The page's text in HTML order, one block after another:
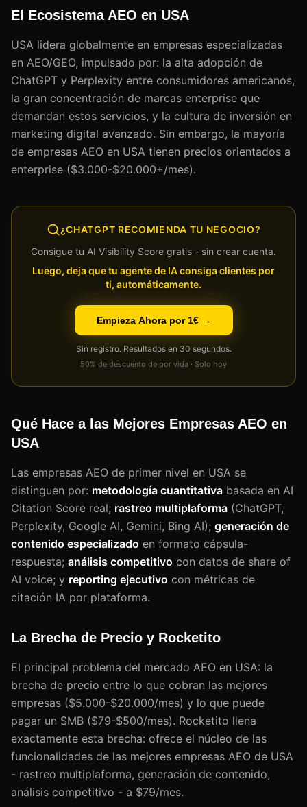
El Ecosistema AEO en USA
USA lidera globalmente en empresas especializadas
en AEO/GEO, impulsado por: la alta adopción de
ChatGPT y Perplexity entre consumidores americanos,
la gran concentración de marcas enterprise que
demandan estos servicios, y la cultura de inversión en
marketing digital avanzado. Sin embargo, la mayoría
de empresas AEO en USA tienen precios orientados a
enterprise ($3.000-$20.000+/mes).
¿CHATGPT RECOMIENDA TU NEGOCIO?
Consigue tu AI Visibility Score gratis - sin crear cuenta.
Luego, deja que tu agente de IA consiga clientes por
ti, automáticamente.
Empieza Ahora por 1€ →
Sin registro. Resultados en 30 segundos.
50% de descuento de por vida · Solo hoy
Qué Hace a las Mejores Empresas AEO en
USA
Las empresas AEO de primer nivel en USA se
distinguen por: metodología cuantitativa basada en AI
Citation Score real; rastreo multiplaforma (ChatGPT,
Perplexity, Google AI, Gemini, Bing AI); generación de
contenido especializado en formato cápsula-
respuesta; análisis competitivo con datos de share of
AI voice; y reporting ejecutivo con métricas de
citación IA por plataforma.
La Brecha de Precio y Rocketito
El principal problema del mercado AEO en USA: la
brecha de precio entre lo que cobran las mejores
empresas ($5.000-$20.000/mes) y lo que puede
pagar un SMB ($79-$500/mes). Rocketito llena
exactamente esta brecha: ofrece el núcleo de las
funcionalidades de las mejores empresas AEO de USA
- rastreo multiplaforma, generación de contenido,
análisis competitivo - a $79/mes.